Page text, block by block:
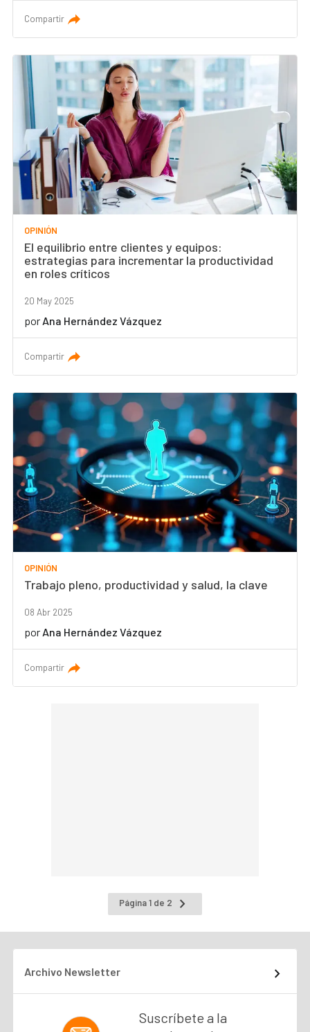
Compartir
OPINIÓN
El equilibrio entre clientes y equipos:
estrategias para incrementar la productividad
en roles críticos
20 May 2025
por Ana Hernández Vázquez
Compartir
OPINIÓN
Trabajo pleno, productividad y salud, la clave
08 Abr 2025
por Ana Hernández Vázquez
Compartir
Página 1 de 2
a
Archivo Newsletter
Suscríbete a la